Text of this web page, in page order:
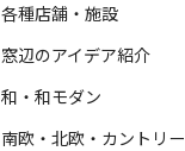
各種店舗・施設
窓辺のアイデア紹介
和・和モダン
南欧・北欧・カントリー